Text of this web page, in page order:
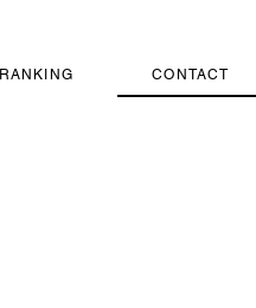
RANKING CONTACT